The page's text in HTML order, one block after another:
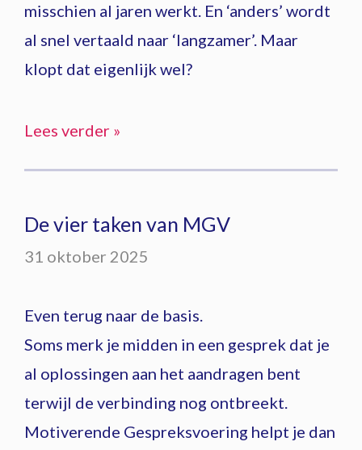
misschien al jaren werkt. En ‘anders’ wordt
al snel vertaald naar ‘langzamer’. Maar
klopt dat eigenlijk wel?
Lees verder »
De vier taken van MGV
31 oktober 2025
Even terug naar de basis.
Soms merk je midden in een gesprek dat je
al oplossingen aan het aandragen bent
terwijl de verbinding nog ontbreekt.
Motiverende Gespreksvoering helpt je dan